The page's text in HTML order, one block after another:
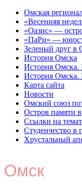
Омская
«Весенняя
«Оазис» —
«ПаРи» —
Зеленый друг в
История Омска
История Омска.
История
Карта сайта
Новости
Омский союз
Остров памяти
Ссылки на
Студенчество в
Хрустальный
Омск